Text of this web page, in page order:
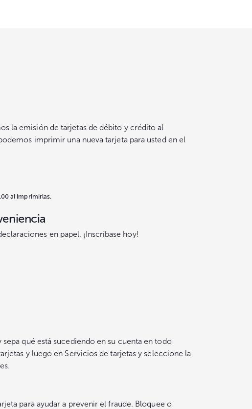
la emisión de tarjetas de débito y crédito al
imprimir una nueva tarjeta para usted en el
al imprimirlas.
en papel. ¡Inscríbase hoy!
qué está sucediendo en su cuenta en todo
y luego en Servicios de tarjetas y seleccione la
para ayudar a prevenir el fraude. Bloquee o